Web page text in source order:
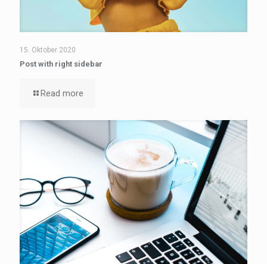
15. Oktober 2020
Post with right sidebar
Read more